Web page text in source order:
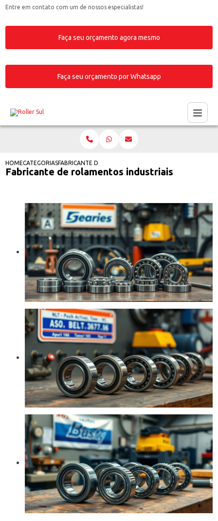
Entre em contato com um de nossos especialistas!
Faça seu orçamento agora mesmo
Faça seu orçamento por Whatsapp
HOMECATEGORIASFABRICANTE DE ROLAMENTOS INDUSTRIAIS
Fabricante de rolamentos industriais